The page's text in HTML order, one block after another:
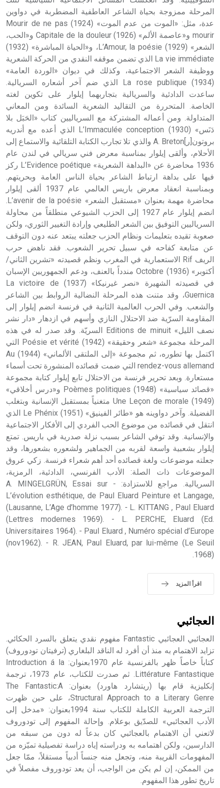
المرحلة ممزوجة بحياة الشاعر العاطفية المضطربة في دواوين
عدة، مثل: «الموت من عدم الموت» (1924) Mourir de ne pas
mourir و«عاصمة الألم» (1926) Capitale de la douleur و«الحب،
الشعر» (1929) L’Amour, la poésie، و«الحياة المباشرة» (1932)
La vie immédiate الذي تضمن موقفه النقدي من الحركة الشعرية
ووظيفة الشعر الاجتماعية، وكذلك في ديوان «الوردة العامة»
(1934) La rose publique الذي ضم آخر أشعاره السريالية.
ساعدت الدادئية والسريالية بتجاربهما إيلوار على تكوين لغته
الخاصة. المتحررة من التقاليد الشعرية السائدة ومن المعاني
المتداولة. ومن أعماله المشتركة مع السرياليين كتاب «الحَبَل بلا
دَنَس» (1930) L’Immaculée conception الذي أعده مع أندريه
بروتون[ر]A. Breton والذي تلا تجارب الكتابة التلقائية والاستماع إلى
الأحلام، وألقى إيلوار بمناسبة معرض فني سريالي في لندن عام
1936 محاضرة عن «البداهة الشعرية» L’Evidence poétique ركز
فيها على بداهة ارتباط الشاعر بحياة الناس العامة وبحريتهم.
وبمناسبة انعقاد معرض باريس العالمي عام 1937 ألقى إيلوار
محاضرة مهمة بعنوان «مستقبل الشعر» L’avenir de la poésie.
انضم إيلوار عام 1927 إلى الحزب الشيوعي منطلقاً من محاولة
السرياليين التوفيق بين الشعر الطليعي وإرادة التغيير الثوري، ولكن
صعوبة تقيده بتعليمات ونظام الحزب جعلته يبتعد عنه دون التوقف
عن متابعة كفاحه في سبيل تحرير الشعوب. فقد ناهض حرب
الريف Rif الاستعمارية في المغرب ونظم قصيدته «تشرين الثاني/
أكتوبر» (1936) Octobre مندداً بالعنف، ودعم الجمهوريين الإسبان
في قصيدته الشهيرة «نصر غيرنيكا» (1937) La victoire de
Guernica، وقد متنت هذه المرحلة النضالية الروابط بين الشاعر
والشعب. وفي الحرب العالمية الثانية في فرنسة انضم إيلوار إلى
المقاومة السرّية ضد الاحتلال النازي وأسهم في ازدهار «دار نشر
نصف الليل» Editions de minuit السريّة. وقد صدر له في هذه
المرحلة مجموعة «شعر وحقيقة» (1942) Poésie et vérité التي
اكتمل بها تطوره، ثم مجموعة «إلى الملتقى الألماني» (1944) Au
rendez-vous allemand التي ضمت قصائده المنشورة تحت أسماء
مستعارة. وبعد تحرير فرنسة من الاحتلال تابع إيلوار كتابة مجموعة
«قصائد سياسية» (1948) Poèmes politiques و«درس أخلاقي»
(1949) Une Leçon de morale متغنياً بمستقبل الإنسانية وبتغلب
الفضيلة. وآخر دواوينه هو «طائر الفينيق» (1951) Le Phénix الذي
انتقل في قصائده من موضوع الحب الفردي إلى الأفكار الاجتماعية
والإنسانية. وقد توفي الشاعر بسبب نزلة صدرية في باريس. تمتع
إيلوار بشعبية واسعة لقربه من الجماهير ولشعوره بشعورها، وقد
جعلته موضوعات ولغة قصائده أحد أهم شعراء فرنسة. زكي عروق
الموضوعات ذات الصلة: الأدب الفرنسي، الدادئية، الرمزية،
السريالية. مراجع للاستزادة: - A. MINGELGRÜN, Essai sur
L’évolution esthétique, de Paul Eluard Peinture et Langage,
(Lausanne, L’Age d’homme 1977). - L. KITTANG , Paul Eluard
(Lettres modernes 1969). - L. PERCHE, Eluard (Ed.
Universitaires 1964). - Paul Eluard , Numéro spécial d’Europe
(nov1962). - R. JEAN, Paul Eluard, par lui-même (Le Seuil
1968).
اقرأ المزيد
العجائبي
العجائبي العجائبي Fantastic مفهوم نقدي يتعلق بالسرد الحكائي.
تزايد الاهتمام به منذ أن أفرد له الناقد البلغاري (ترفيتان تودوروف)
كتاباً خاصاً ظهر بالفرنسية عام 1970بعنوان: Introduction á la
Littérature Fantastique. ثم صدرت للكتاب، عام 1973، ترجمة
إنكليزية قام بها (ريتشارد هاورد) بعنوان: The Fantastic:A
Structural Approach to a Literary Genre، على حين ظهرت
الترجمة العربية الكاملة للكتاب سنة 1994بعنوان: «مدخل إلى
الأدب العجائبي» للصدّيق بوعلام. وإحالة المفهوم إلى تودوروف
لاتعني أن الاهتمام بالعجائبي كان بدعاً له دون من سبقه من
الدارسين، ولكن اهتمامه به ودراسته إياه دراسة تفصيلية تميّزه من
المفهومات القريبة منه، وتجعل منه جنساً أدبياً مستقلاً، ممّا جعل
من الممكن، إن لم يكن من الواجب، أن يعد تودوروف مفصلاً في
تاريخ تطور هذا المفهوم.